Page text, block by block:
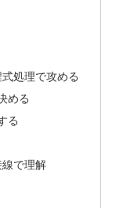
処理で攻める
める
る
で理解